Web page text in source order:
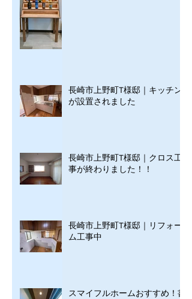
長崎市上野町T様邸｜キッチン
が設置されました
長崎市上野町T様邸｜クロス工
事が終わりました！！
長崎市上野町T様邸｜リフォー
ム工事中
スマイフルホームおすすめ！書